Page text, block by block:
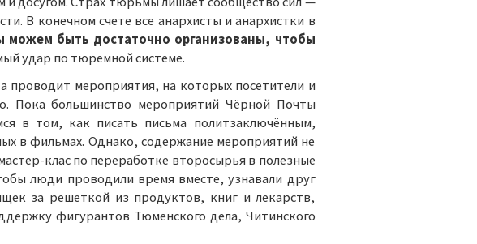
В конечном счете все анархисты и анархистки в
можем быть достаточно организованы, чтобы
удар по тюремной системе.
проводит мероприятия, на которых посетители и
Пока большинство мероприятий Чёрной Почты
в том, как писать письма политзаключённым,
в фильмах. Однако, содержание мероприятий не
клас по переработке второсырья в полезные
люди проводили время вместе, узнавали друг
за решеткой из продуктов, книг и лекарств,
фигурантов Тюменского дела, Читинского